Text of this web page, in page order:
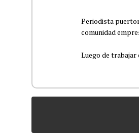
Periodista
comunidad
Luego de trabajar